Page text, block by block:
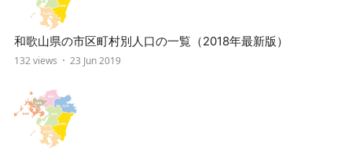
和歌山県の市区町村別人口の一覧（2018年最新版）
132 views 23 Jun 2019